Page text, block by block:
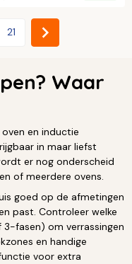
21
Waar
en inductie
in maar liefst
er nog onderscheid
of meerdere ovens.
goed op de afmetingen
past. Controleer welke
fasen) om verrassingen
en handige
voor extra